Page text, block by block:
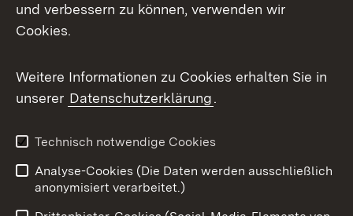
Facebook
X / Twitter
Youtube
Impressum
Kontakt
und verbessern zu können, verwenden wir
Cookies.
Weitere Informationen zu Cookies erhalten Sie in
unserer Datenschutzerklärung.
Technisch notwendige Cookies
Analyse-Cookies (Die Daten werden ausschließlich
anonymisiert verarbeitet.)